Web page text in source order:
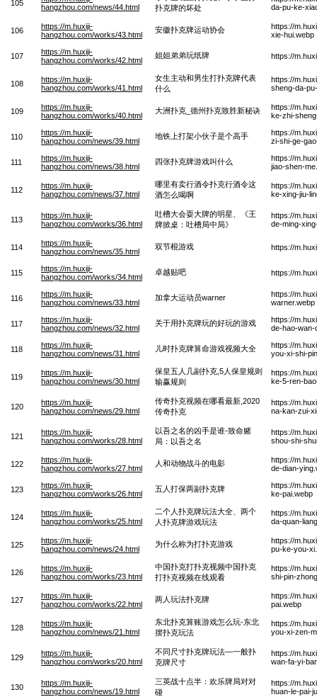
105
hangzhou.com/news/44.html
扑克牌的坏处
da-pu-ke-
106
https://m.huxiji-
hangzhou.com/works/43.html
安徽扑克牌运动协会
https://
xie-hui.webp
107
https://m.huxiji-
hangzhou.com/works/42.html
姐姐弟弟玩纸牌 https://
108
https://m.huxiji-
hangzhou.com/works/41.html
女生主动和男生打扑克牌代表
什么
https://
sheng-da-
109
https://m.huxiji-
hangzhou.com/works/40.html
大洲扑克_德州扑克致胜新秘诀
https://
ke-zhi-
110
https://m.huxiji-
hangzhou.com/news/39.html
地铁上打架小伙子是个高手
https://
zi-shi-ge-
111
https://m.huxiji-
hangzhou.com/news/38.html
四张扑克牌游戏叫什么
https://
jiao-shen-
112
https://m.huxiji-
hangzhou.com/news/37.html
哪里有卖行酒令扑克行酒令这
酒怎么喝啊
https://
ke-xing-jiu-
113
https://m.huxiji-
hangzhou.com/works/36.html
吐槽大会耍大牌的明星、《王
牌掀桌：吐槽局中局》
https://
de-ming-
114
https://m.huxiji-
hangzhou.com/news/35.html
双节棍游戏 https://
115
https://m.huxiji-
hangzhou.com/works/34.html
卓越贴吧 https://
116
https://m.huxiji-
hangzhou.com/news/33.html
加拿大运动员warner
https://
warner.webp
117
https://m.huxiji-
hangzhou.com/news/32.html
关于用扑克牌玩的好玩的游戏
https://
de-hao-
118
https://m.huxiji-
hangzhou.com/news/31.html
儿时扑克牌算命游戏视频大全
https://
you-xi-shi-
119
https://m.huxiji-
hangzhou.com/news/30.html
保皇五人几副扑克,5人保皇规则
输赢规则
https://
ke-5-ren-
120
https://m.huxiji-
hangzhou.com/news/29.html
传奇扑克视频在哪看最新,2020
传奇扑克
https://
na-kan-zui-
121
https://m.huxiji-
hangzhou.com/works/28.html
以吾之名的凶手是谁-致命赌
局：以吾之名
https://
shou-shi-
122
https://m.huxiji-
hangzhou.com/works/27.html
人和动物战斗的电影
https://
de-dian-
123
https://m.huxiji-
hangzhou.com/works/26.html
五人打保两副扑克牌
https://
ke-pai.webp
124
https://m.huxiji-
hangzhou.com/works/25.html
二个人扑克牌玩法大全、两个
人扑克牌游戏玩法
https://
da-quan-
125
https://m.huxiji-
hangzhou.com/news/24.html
为什么称为打扑克游戏
https://
pu-ke-you-
126
https://m.huxiji-
hangzhou.com/works/23.html
中国扑克打扑克视频中国扑克
打扑克视频在线观看
https://
shi-pin-
127
https://m.huxiji-
hangzhou.com/works/22.html
两人玩法扑克牌
https://
pai.webp
128
https://m.huxiji-
hangzhou.com/news/21.html
东北扑克算账游戏怎么玩-东北
摆扑克玩法
https://
you-xi-zen-
129
https://m.huxiji-
hangzhou.com/works/20.html
不同尺寸扑克牌玩法—一般扑
克牌尺寸
https://
wan-fa-yi-
130
https://m.huxiji-
hangzhou.com/news/19.html
三英战十点半：欢乐牌局对对
碰
https://
huan-le-pai-